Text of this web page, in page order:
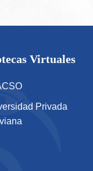
Virtuales
Privada